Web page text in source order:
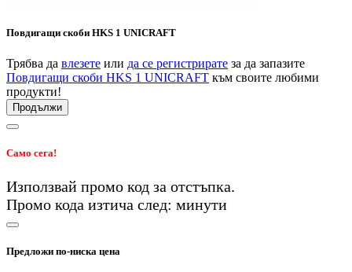
Повдигащи скоби HKS 1 UNICRAFT
Трябва да влезете или да се регистрирате за да запазите
Повдигащи скоби HKS 1 UNICRAFT към своите любими
продукти!
Продължи
Само сега!
Използвай промо код за отстъпка.
Промо кода изтича след: минути
Предложи по-ниска цена